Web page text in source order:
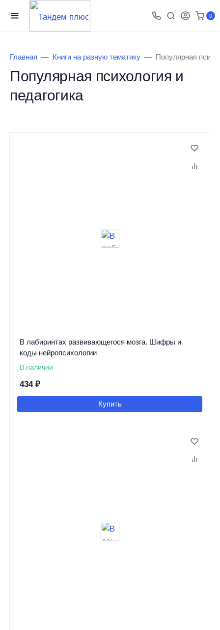
0
Главная Книги на разную тематику Популярная
Популярная психология и
педагогика
В лабиринтах развивающегося мозга. Шифры и
коды нейропсихологии
В наличии
434 ₽
Купить